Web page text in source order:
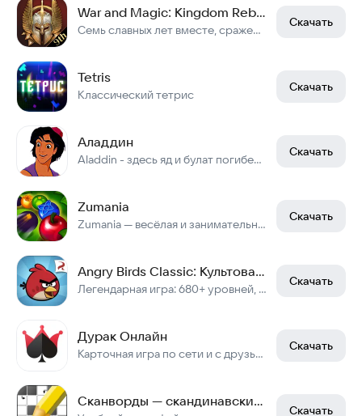
War and Magic: Kingdom Reborn
Семь славных лет вместе, сражения бок о бок с союзниками!
Скачать
Tetris
Классический тетрис
Скачать
Аладдин
Aladdin - здесь яд и булат погибель сулят, смотри не зевай
Скачать
Zumania
Zumania — весёлая и занимательная аркада
Скачать
Angry Birds Classic: Культовая аркада на Android
Легендарная игра: 680+ уровней, офлайн, бесплатно
Скачать
Дурак Онлайн
Карточная игра по сети и с друзьями. Переводной дурак. Подкидной дурак.
Скачать
Сканворды — скандинавские кроссворды
Скачать